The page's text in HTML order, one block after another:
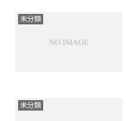
未分類
未分類